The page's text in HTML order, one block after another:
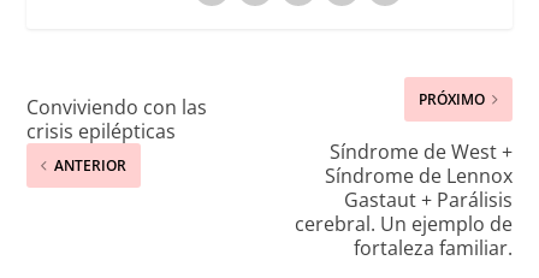
Conviviendo con las
crisis epilépticas
ANTERIOR
PRÓXIMO
Síndrome de West +
Síndrome de Lennox
Gastaut + Parálisis
cerebral. Un ejemplo de
fortaleza familiar.